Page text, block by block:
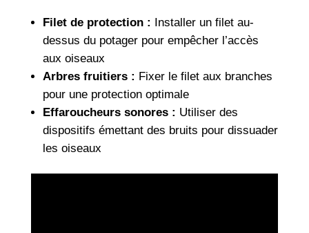
Filet de protection : Installer un filet au-
dessus du potager pour empêcher l’accès
aux oiseaux
Arbres fruitiers : Fixer le filet aux branches
pour une protection optimale
Effaroucheurs sonores : Utiliser des
dispositifs émettant des bruits pour dissuader
les oiseaux